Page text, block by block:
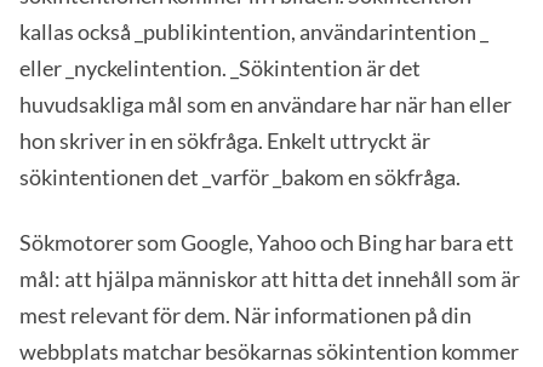
kallas också _publikintention, användarintention _
eller _nyckelintention. _Sökintention är det
huvudsakliga mål som en användare har när han eller
hon skriver in en sökfråga. Enkelt uttryckt är
sökintentionen det _varför _bakom en sökfråga.
Sökmotorer som Google, Yahoo och Bing har bara ett
mål: att hjälpa människor att hitta det innehåll som är
mest relevant för dem. När informationen på din
webbplats matchar besökarnas sökintention kommer